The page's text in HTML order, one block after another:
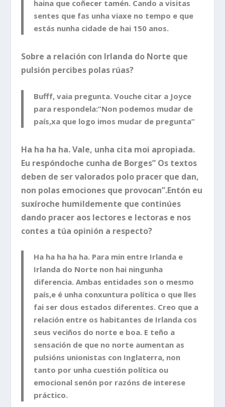
haina que coñecer tamén. Cando a visitas
sentes que fas unha viaxe no tempo e que
estás nunha cidade de hai 150 anos.
Sobre a relación con Irlanda do Norte que
pulsión percibes polas rúas?
Bufff, vaia pregunta. Vouche citar a Joyce
para respondela:”Non podemos mudar de
país,xa que logo imos mudar de pregunta”
Ha ha ha ha. Vale, unha cita moi apropiada.
Eu respóndoche cunha de Borges” Os textos
deben de ser valorados polo pracer que dan,
non polas emociones que provocan”.Entón eu
suxíroche humildemente que continúes
dando pracer aos lectores e lectoras e nos
contes a túa opinión a respecto?
Ha ha ha ha ha. Para min entre Irlanda e
Irlanda do Norte non hai ningunha
diferencia. Ambas entidades son o mesmo
país,e é unha conxuntura política o que lles
fai ser dous estados diferentes. Creo que a
relación entre os habitantes de Irlanda cos
seus veciños do norte e boa. E teño a
sensación de que no norte aumentan as
pulsións unionistas con Inglaterra, non
tanto por unha cuestión política ou
emocional senón por razóns de interese
práctico.